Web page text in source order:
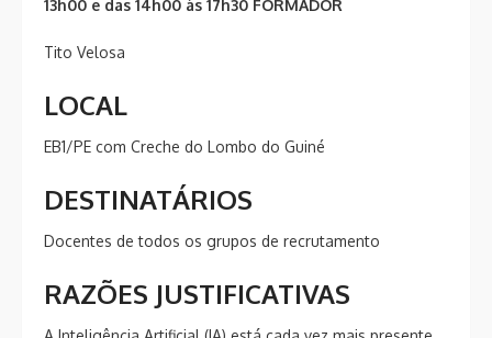
13h00 e das 14h00 às 17h30 FORMADOR
Tito Velosa
LOCAL
EB1/PE com Creche do Lombo do Guiné
DESTINATÁRIOS
Docentes de todos os grupos de recrutamento
RAZÕES JUSTIFICATIVAS